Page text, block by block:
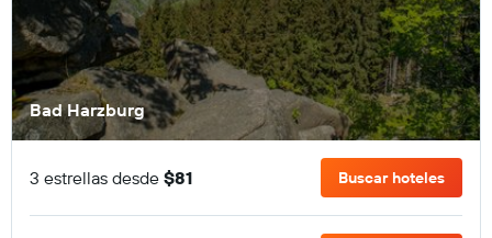
Bad Harzburg
3 estrellas desde $81 Buscar hoteles